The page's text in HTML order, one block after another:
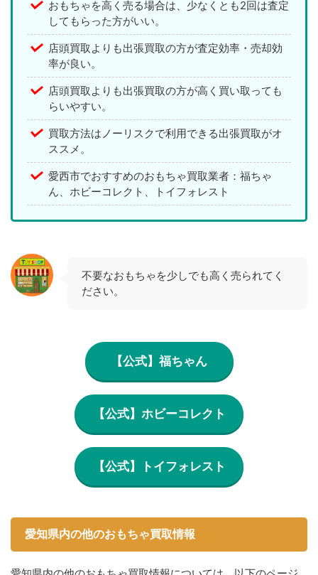
おもちゃを高く売る場合は、少なくとも2回は査定
してもらった方がいい。
店頭買取よりも出張買取の方が査定効率・売却効
率が良い。
店頭買取よりも出張買取の方が高く買い取っても
らいやすい。
買取方法はノーリスクで利用できる出張買取がオ
ススメ。
愛西市でおすすめのおもちゃ買取業者：福ちゃ
ん、ホビーコレクト、トイフォレスト
不要なおもちゃを少しでも高く売られてく
ださい。
【公式】福ちゃん
【公式】ホビーコレクト
【公式】トイフォレスト
愛知県内の他のおもちゃ買取情報